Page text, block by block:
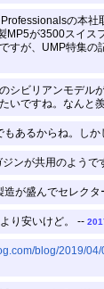
の本
MP5が3500スイス
すが、UMP特集
シビリアンモデル
いですね。なん
もあるからね。し
ンが共用のよう
造が盛んでセレク
り安いけど。 --
blog/2019/